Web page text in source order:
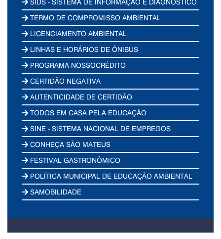
SIDS - SISTEMA DE INFORMAÇÃO E DIAGNÓSTICO
TERMO DE COMPROMISSO AMBIENTAL
LICENCIAMENTO AMBIENTAL
LINHAS E HORÁRIOS DE ÔNIBUS
PROGRAMA NOSSOCRÉDITO
CERTIDÃO NEGATIVA
AUTENTICIDADE DE CERTIDÃO
TODOS EM CASA PELA EDUCAÇÃO
SINE - SISTEMA NACIONAL DE EMPREGOS
CONHEÇA SÃO MATEUS
FESTIVAL GASTRONÔMICO
POLÍTICA MUNICIPAL DE EDUCAÇÃO AMBIENTAL
SAMOBILIDADE